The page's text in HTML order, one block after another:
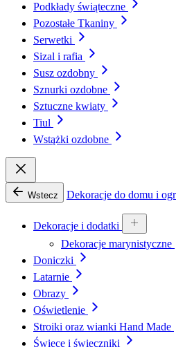
Podkłady świąteczne
Pozostałe Tkaniny
Serwetki
Sizal i rafia
Susz ozdobny
Sznurki ozdobne
Sztuczne kwiaty
Tiul
Wstążki ozdobne
Wstecz Dekoracje do domu i
Dekoracje i dodatki
Dekoracje marynistyczne
Doniczki
Latarnie
Obrazy
Oświetlenie
Stroiki oraz wianki Hand Made
Świece i świeczniki